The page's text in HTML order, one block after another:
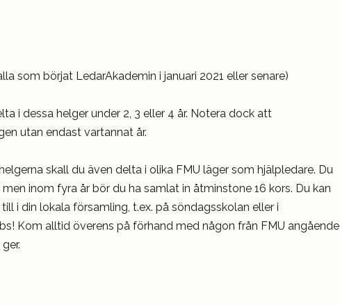
som börjat LedarAkademin i januari 2021 eller senare)
i dessa helger under 2, 3 eller 4 år. Notera dock att
utan endast vartannat år.
skall du även delta i olika FMU läger som hjälpledare. Du
inom fyra år bör du ha samlat in åtminstone 16 kors. Du kan
i din lokala församling, t.ex. på söndagsskolan eller i
Kom alltid överens på förhand med någon från FMU angående